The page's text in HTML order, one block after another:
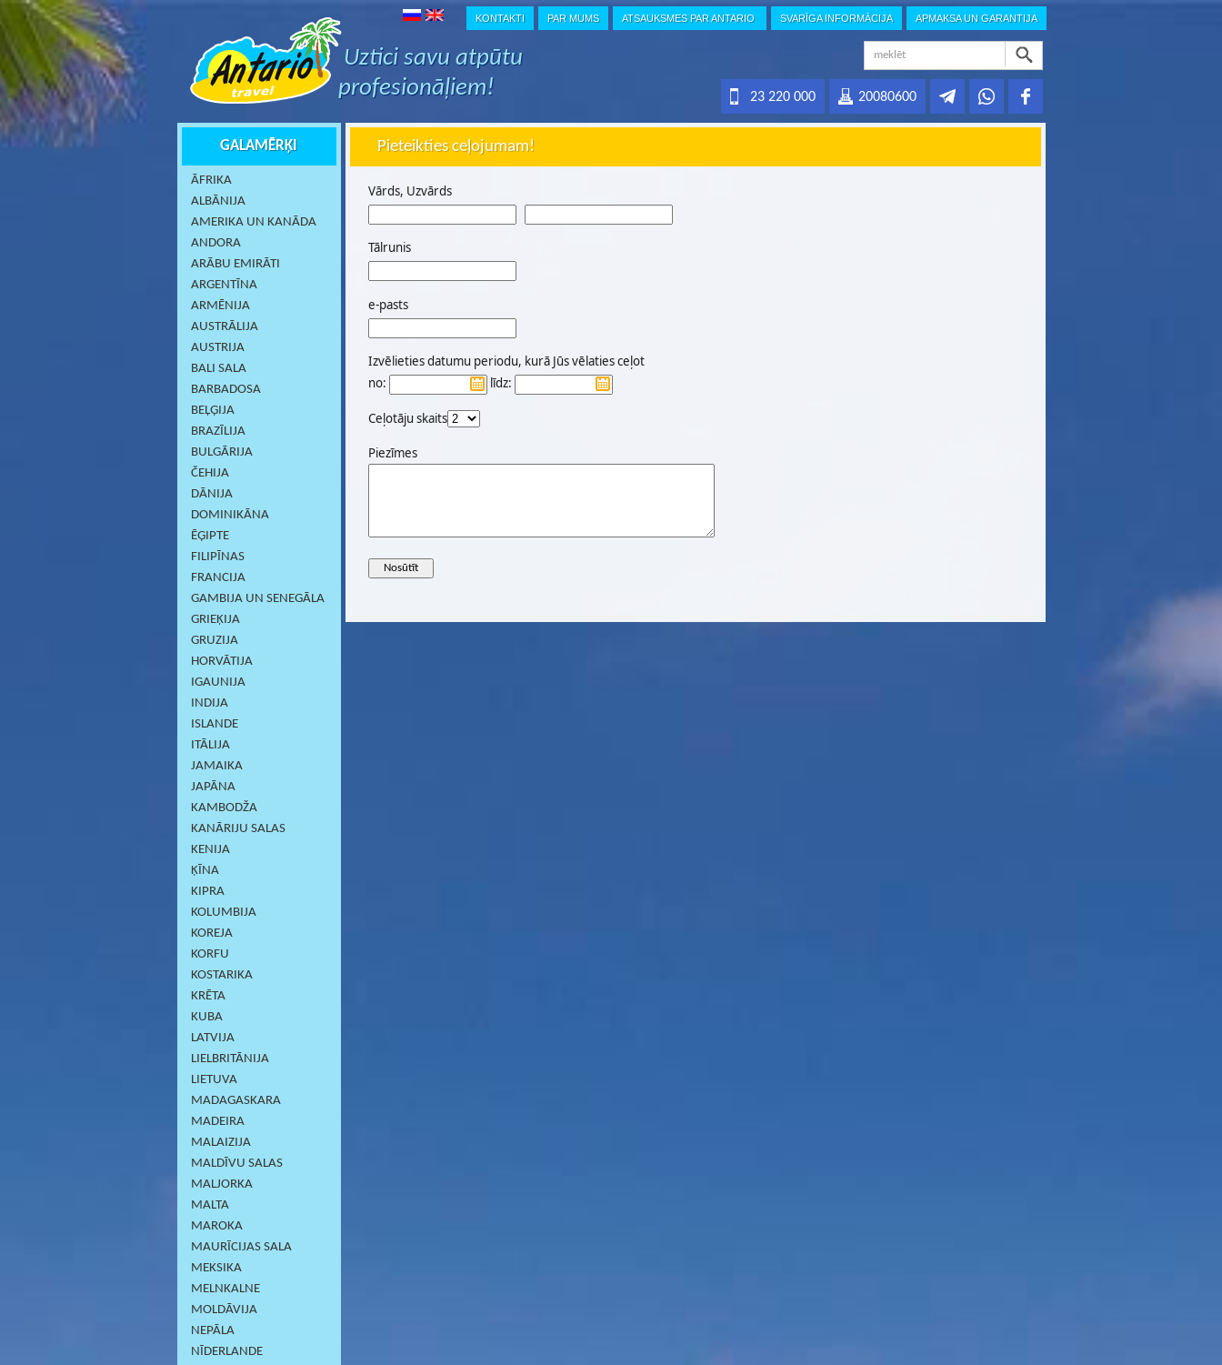
KONTAKTI PAR MUMS ATSAUKSMES PAR ANTARIO SVARĪGA INFORMĀCIJA APMAKSA UN GARANTIJA
Uztici savu atpūtu
profesionāļiem!
20080600
23 220 000
GALAMĒRĶI
ĀFRIKA
ALBĀNIJA
AMERIKA UN KANĀDA
ANDORA
ARĀBU EMIRĀTI
ARGENTĪNA
ARMĒNIJA
AUSTRĀLIJA
AUSTRIJA
BALI SALA
BARBADOSA
BEĻĢIJA
BRAZĪLIJA
BULGĀRIJA
ČEHIJA
DĀNIJA
DOMINIKĀNA
ĒĢIPTE
FILIPĪNAS
FRANCIJA
GAMBIJA UN SENEGĀLA
GRIEĶIJA
GRUZIJA
HORVĀTIJA
IGAUNIJA
INDIJA
ISLANDE
ITĀLIJA
JAMAIKA
JAPĀNA
KAMBODŽA
KANĀRIJU SALAS
KENIJA
ĶĪNA
KIPRA
KOLUMBIJA
KOREJA
KORFU
KOSTARIKA
KRĒTA
KUBA
LATVIJA
LIELBRITĀNIJA
LIETUVA
MADAGASKARA
MADEIRA
MALAIZIJA
MALDĪVU SALAS
MALJORKA
MALTA
MAROKA
MAURĪCIJAS SALA
MEKSIKA
MELNKALNE
MOLDĀVIJA
NEPĀLA
NĪDERLANDE
Pieteikties ceļojumam!
Vārds, Uzvārds
Tālrunis
e-pasts
Izvēlieties datumu periodu, kurā Jūs vēlaties ceļot
no:
līdz:
Ceļotāju skaits
Piezīmes